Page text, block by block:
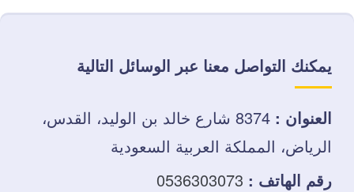
يمكنك التواصل معنا عبر الوسائل التالية
العنوان :
8374 شارع خالد بن الوليد، القدس،
الرياض، المملكة العربية السعودية
رقم الهاتف : 0536303073